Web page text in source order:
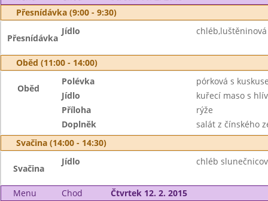
Přesnídávka (9:00 - 9:30)
Přesnídávka
Jídlo
Oběd (11:00 - 14:00)
Oběd
Polévka
pórková s
Jídlo
kuřecí maso s
Příloha
rýže
Doplněk
salát z čínského
Svačina (14:00 - 14:30)
Svačina
Jídlo chléb
Menu Chod
Čtvrtek 12. 2. 2015